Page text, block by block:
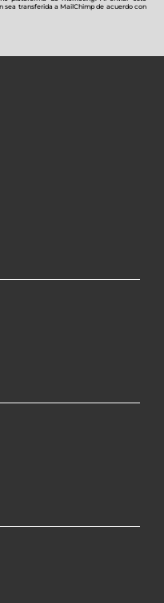
sea transferida a MailChimp de acuerdo con